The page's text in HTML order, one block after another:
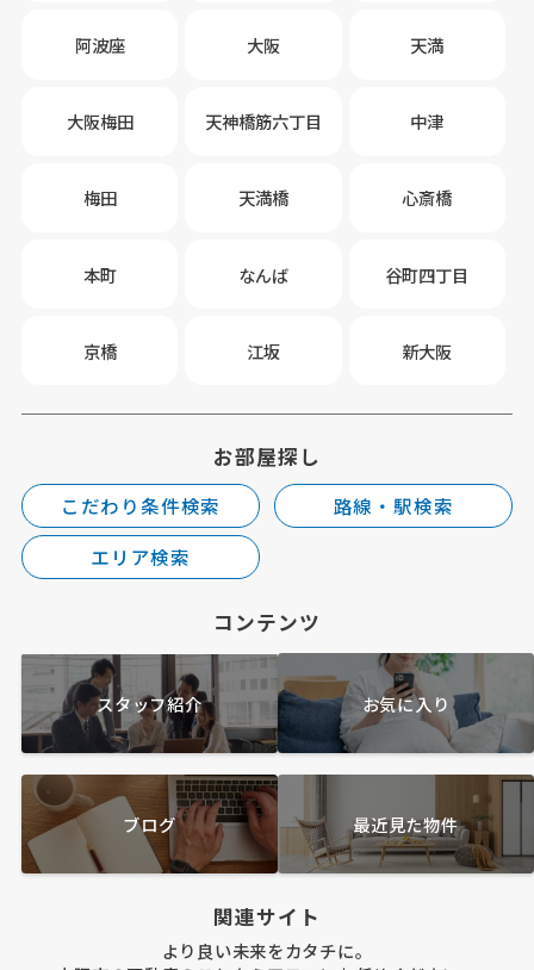
阿波座 大阪 天満
大阪梅田 天神橋筋六丁目 中津
梅田 天満橋 心斎橋
本町 なんば 谷町四丁目
京橋 江坂 新大阪
お部屋探し
こだわり条件検索
路線・駅検索
エリア検索
コンテンツ
スタッフ紹介 お気に入り
ブログ 最近見た物件
関連サイト
より良い未来をカタチに。